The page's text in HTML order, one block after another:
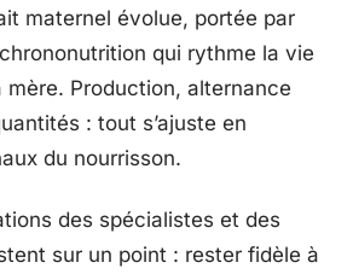
maternel évolue, portée par
qui rythme la vie
mère. Production, alternance
: tout s’ajuste en
du nourrisson.
des spécialistes et des
sur un point : rester fidèle à